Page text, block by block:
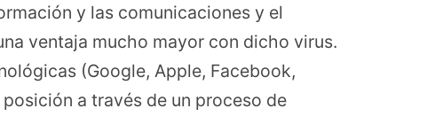
y las comunicaciones y el
ventaja mucho mayor con dicho virus.
(Google, Apple, Facebook,
a través de un proceso de